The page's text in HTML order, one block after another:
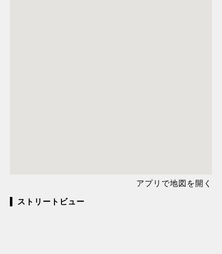
アプリで地図を開く
ストリートビュー